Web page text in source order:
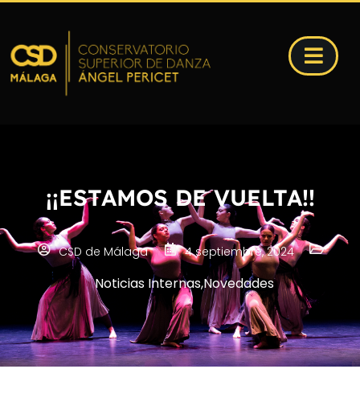
¡¡ESTAMOS DE VUELTA!!
CSD de Málaga 4 septiembre, 2024
Noticias Internas,Novedades